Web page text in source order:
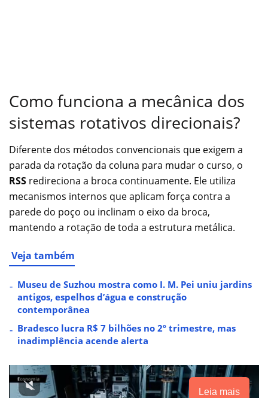
Como funciona a mecânica dos
sistemas rotativos direcionais?
Diferente dos métodos convencionais que exigem a
parada da rotação da coluna para mudar o curso, o
RSS redireciona a broca continuamente. Ele utiliza
mecanismos internos que aplicam força contra a
parede do poço ou inclinam o eixo da broca,
mantendo a rotação de toda a estrutura metálica.
Veja também
Museu de Suzhou mostra como I. M. Pei uniu jardins
antigos, espelhos d’água e construção
contemporânea
Bradesco lucra R$ 7 bilhões no 2º trimestre, mas
inadimplência acende alerta
Leia mais